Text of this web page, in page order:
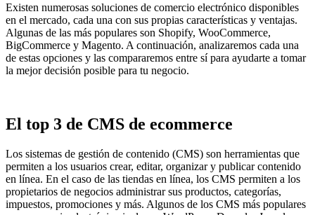
Existen numerosas soluciones de comercio electrónico disponibles
en el mercado, cada una con sus propias características y ventajas.
Algunas de las más populares son Shopify, WooCommerce,
BigCommerce y Magento. A continuación, analizaremos cada una
de estas opciones y las compararemos entre sí para ayudarte a tomar
la mejor decisión posible para tu negocio.
El top 3 de CMS de ecommerce
Los sistemas de gestión de contenido (CMS) son herramientas que
permiten a los usuarios crear, editar, organizar y publicar contenido
en línea. En el caso de las tiendas en línea, los CMS permiten a los
propietarios de negocios administrar sus productos, categorías,
impuestos, promociones y más. Algunos de los CMS más populares